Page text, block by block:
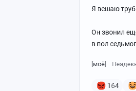
Я вешаю
Он звонил
в пол
[моё]
164